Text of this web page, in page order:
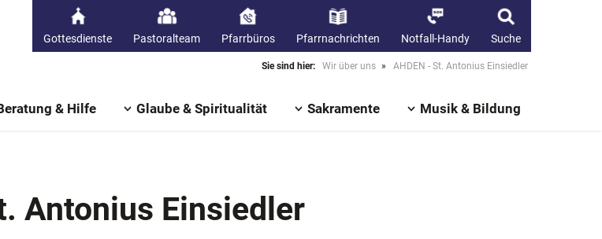
Gottesdienste Pastoralteam Pfarrbüros Pfarrnachrichten Notfall-Handy Suche
Sie sind hier: Wir über uns » AHDEN - St. Antonius Einsiedler
& Hilfe Glaube & Spiritualität Sakramente Musik & Bildung
Antonius Einsiedler